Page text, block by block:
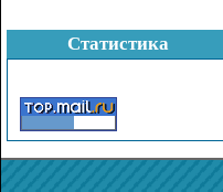
Статистика